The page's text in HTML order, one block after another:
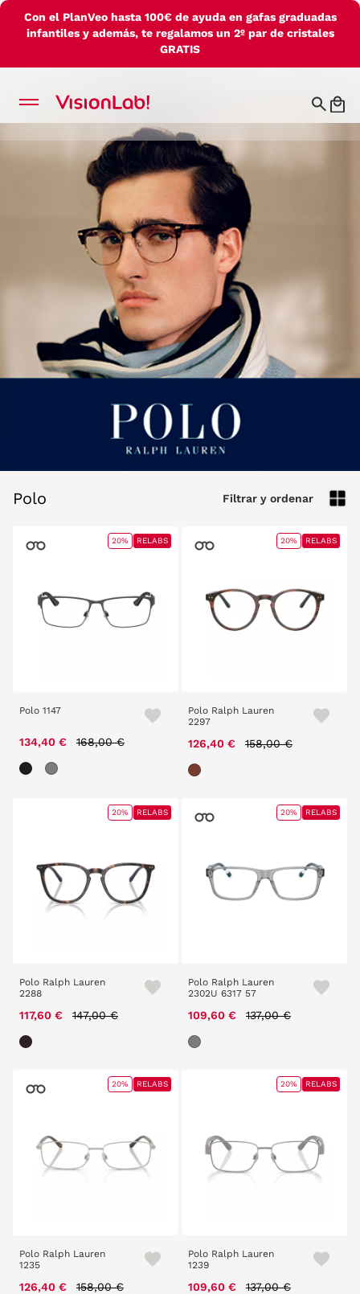
Con el PlanVeo hasta 100€ de ayuda en gafas graduadas
infantiles y además, te regalamos un 2º par de cristales
GRATIS
Polo Filtrar y ordenar
Polo 1147
134,40 € Price reduced from
168,00 €
20% RELABS
Polo Ralph Lauren
2297
126,40 € Price reduced from
158,00 €
20% RELABS
Polo Ralph Lauren
2288
117,60 € Price reduced from
147,00 €
20% RELABS
Polo Ralph Lauren
2302U 6317 57
109,60 € Price reduced from
137,00 €
20% RELABS
Polo Ralph Lauren
1235
126,40 € Price reduced from
158,00 €
20% RELABS
Polo Ralph Lauren
1239
109,60 € Price reduced from
137,00 €
20% RELABS